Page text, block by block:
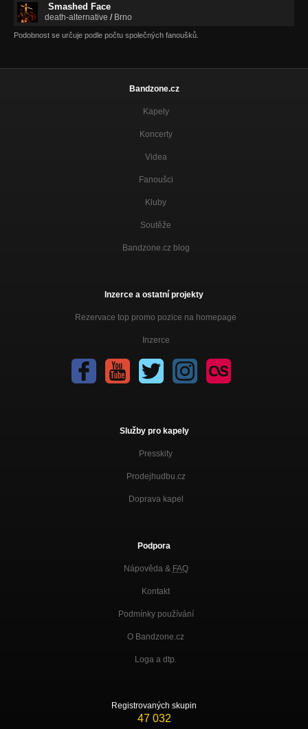
Smashed Face
death-alternative / Brno
Podobnost se určuje podle počtu společných fanoušků.
Bandzone.cz
Kapely
Koncerty
Videa
Fanoušci
Kluby
Soutěže
Bandzone.cz blog
Inzerce a ostatní projekty
Rezervace top promo pozice na homepage
Inzerce
Služby pro kapely
Presskity
Prodejhudbu.cz
Doprava kapel
Podpora
Nápověda & FAQ
Kontakt
Podmínky používání
O Bandzone.cz
Loga a dtp.
Registrovaných skupin
47 032